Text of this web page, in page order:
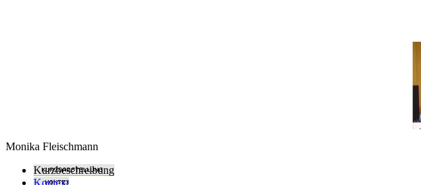
Monika Fleischmann
Kurzbeschreibung
Kontext